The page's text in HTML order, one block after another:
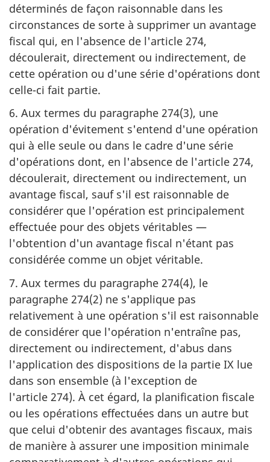
déterminés de façon raisonnable dans les
circonstances de sorte à supprimer un avantage
fiscal qui, en l'absence de l'article 274,
découlerait, directement ou indirectement, de
cette opération ou d'une série d'opérations dont
celle-ci fait partie.
6. Aux termes du paragraphe 274(3), une
opération d'évitement s'entend d'une opération
qui à elle seule ou dans le cadre d'une série
d'opérations dont, en l'absence de l'article 274,
découlerait, directement ou indirectement, un
avantage fiscal, sauf s'il est raisonnable de
considérer que l'opération est principalement
effectuée pour des objets véritables —
l'obtention d'un avantage fiscal n'étant pas
considérée comme un objet véritable.
7. Aux termes du paragraphe 274(4), le
paragraphe 274(2) ne s'applique pas
relativement à une opération s'il est raisonnable
de considérer que l'opération n'entraîne pas,
directement ou indirectement, d'abus dans
l'application des dispositions de la partie IX lue
dans son ensemble (à l'exception de
l'article 274). À cet égard, la planification fiscale
ou les opérations effectuées dans un autre but
que celui d'obtenir des avantages fiscaux, mais
de manière à assurer une imposition minimale